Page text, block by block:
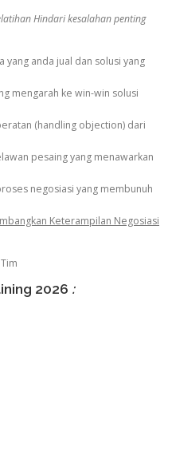
Hindari kesalahan penting
yang anda jual dan solusi yang
mengarah ke win-win solusi
(handling objection) dari
pesaing yang menawarkan
negosiasi yang membunuh
Keterampilan Negosiasi
2026 :